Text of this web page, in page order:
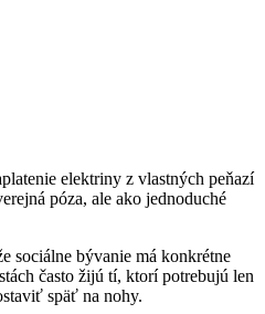
elektriny z vlastných peňazí
póza, ale ako jednoduché
sociálne bývanie má konkrétne
často žijú tí, ktorí potrebujú len
späť na nohy.